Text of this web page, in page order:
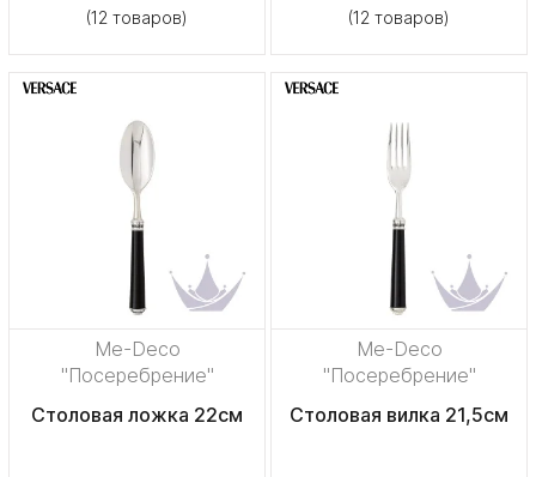
(12 товаров) (12 товаров)
Me-Deco
"Посеребрение"
Столовая ложка 22см
Me-Deco
"Посеребрение"
Столовая вилка 21,5см